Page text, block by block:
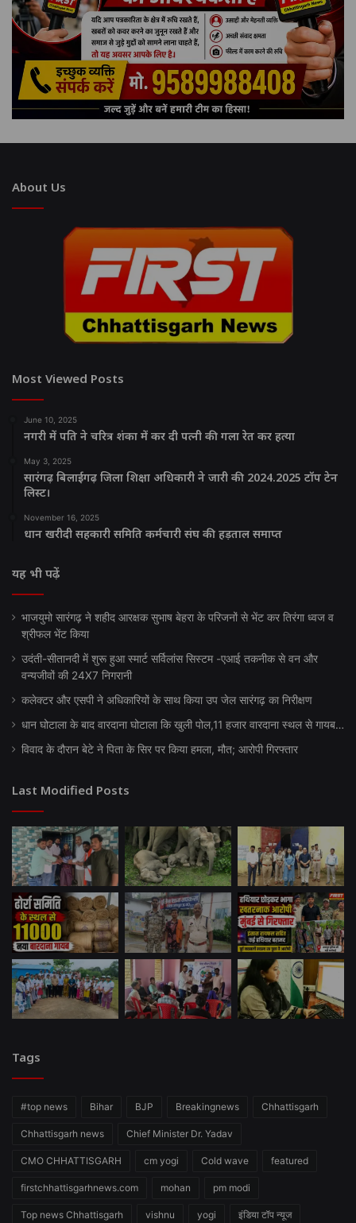
About Us
Most Viewed Posts
June 10, 2025
नगरी में पति ने चरित्र शंका में कर दी पत्नी की गला रेत कर हत्या
May 3, 2025
सारंगढ़ बिलाईगढ़ जिला शिक्षा अधिकारी ने जारी की 2024.2025 टॉप टेन
लिस्ट।
November 16, 2025
धान खरीदी सहकारी समिति कर्मचारी संघ की हड़ताल समाप्त
यह भी पढ़ें
भाजयुमो सारंगढ़ ने शहीद आरक्षक सुभाष बेहरा के परिजनों से भेंट कर तिरंगा ध्वज व
श्रीफल भेंट किया
उदंती-सीतानदी में शुरू हुआ स्मार्ट सर्विलांस सिस्टम -एआई तकनीक से वन और
वन्यजीवों की 24X7 निगरानी
कलेक्टर और एसपी ने अधिकारियों के साथ किया उप जेल सारंगढ़ का निरीक्षण
धान घोटाला के बाद वारदाना घोटाला कि खुली पोल,11 हजार वारदाना स्थल से गायब…
विवाद के दौरान बेटे ने पिता के सिर पर किया हमला, मौत; आरोपी गिरफ्तार
Last Modified Posts
Tags
#top news Bihar BJP Breakingnews Chhattisgarh
Chhattisgarh news Chief Minister Dr. Yadav
CMO CHHATTISGARH cm yogi Cold wave featured
firstchhattisgarhnews.com mohan pm modi
Top news Chhattisgarh vishnu yogi इंडिया टॉप न्यूज